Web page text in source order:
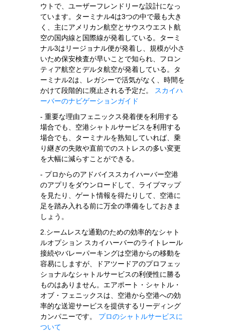
ウトで、ユーザーフレンドリーな設計になっ
ています。ターミナル4は3つの中で最も大き
く、主にアメリカン航空とサウスウエスト航
空の国内線と国際線が発着している。ターミ
ナル3はリージョナル便が発着し、規模が小さ
いため保安検査が早いことで知られ、フロン
ティア航空とデルタ航空が発着している。タ
ーミナル2は、レガシーで活気がなく、時間を
かけて段階的に廃止される予定だ。
スカイハ
ーバーのナビゲーションガイド
- 重要な理由フェニックス発着便を利用する
場合でも、空港シャトルサービスを利用する
場合でも、ターミナルを熟知していれば、乗
り継ぎの失敗や直前でのストレスの多い変更
を大幅に減らすことができる。
- プロからのアドバイススカイハーバー空港
のアプリをダウンロードして、ライブマップ
を見たり、ゲート情報を得たりして、空港に
足を踏み入れる前に万全の準備をしておきま
しょう。
2.シームレスな通勤のための効率的なシャト
ルオプション スカイハーバーのライトレール
接続やバレーパーキングは空港からの移動を
容易にしますが、ドアツードアのプロフェッ
ショナルなシャトルサービスの利便性に勝る
ものはありません。エアポート・シャトル・
オブ・フェニックスは、空港から空港への効
率的な送迎サービスを提供するリーディング
カンパニーです。 プロのシャトルサービスに
ついて